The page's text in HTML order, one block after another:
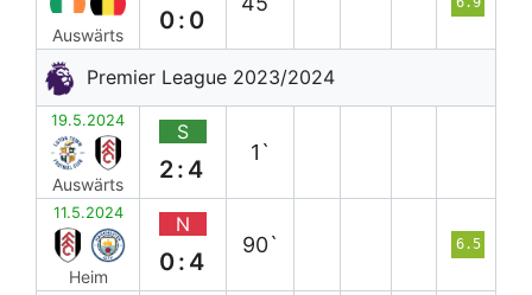
Auswärts
0:0
Premier League 2023/2024
19.5.2024
Auswärts
S
2:4
1`
11.5.2024
Heim
N
0:4
90` 6.5